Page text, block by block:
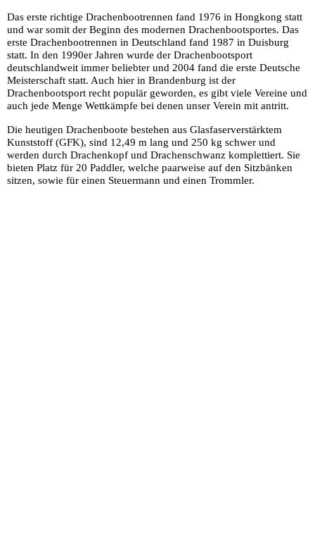
Das erste richtige Drachenbootrennen fand 1976 in Hongkong statt
und war somit der Beginn des modernen Drachenbootsportes. Das
erste Drachenbootrennen in Deutschland fand 1987 in Duisburg
statt. In den 1990er Jahren wurde der Drachenbootsport
deutschlandweit immer beliebter und 2004 fand die erste Deutsche
Meisterschaft statt. Auch hier in Brandenburg ist der
Drachenbootsport recht populär geworden, es gibt viele Vereine und
auch jede Menge Wettkämpfe bei denen unser Verein mit antritt.
Die heutigen Drachenboote bestehen aus Glasfaserverstärktem
Kunststoff (GFK), sind 12,49 m lang und 250 kg schwer und
werden durch Drachenkopf und Drachenschwanz komplettiert. Sie
bieten Platz für 20 Paddler, welche paarweise auf den Sitzbänken
sitzen, sowie für einen Steuermann und einen Trommler.